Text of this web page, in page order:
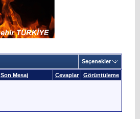
Seçenekler
Son Mesaj Cevaplar Görüntüleme